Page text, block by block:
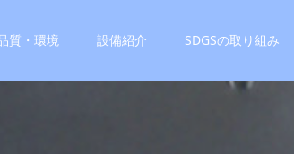
質・環境 設備紹介 SDGSの取り組み